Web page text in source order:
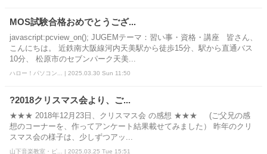
MOS試験合格おめでとうござ...
javascript:pcview_on(); JUGEMテーマ：習い事・資格・講座 皆さん、
こんにちは。 近鉄南大阪線河内天美駅から徒歩15分、駅から直通バス
10分、 松原市のセブンパーク天美...
ハロー！パソコン... | 2025.03.30 Sun 11:50
?2018クリスマス会より、ご...
★★★ 2018年12月23日、クリスマス会 の感想 ★★★ (ご父兄の感
想のコーナーを、作ってアンケート結果載せてみました） 昨年のクリ
スマス会の様子は、少しずつアッ...
山下音楽教室・ピ... | 2025.03.25 Tue 15:51